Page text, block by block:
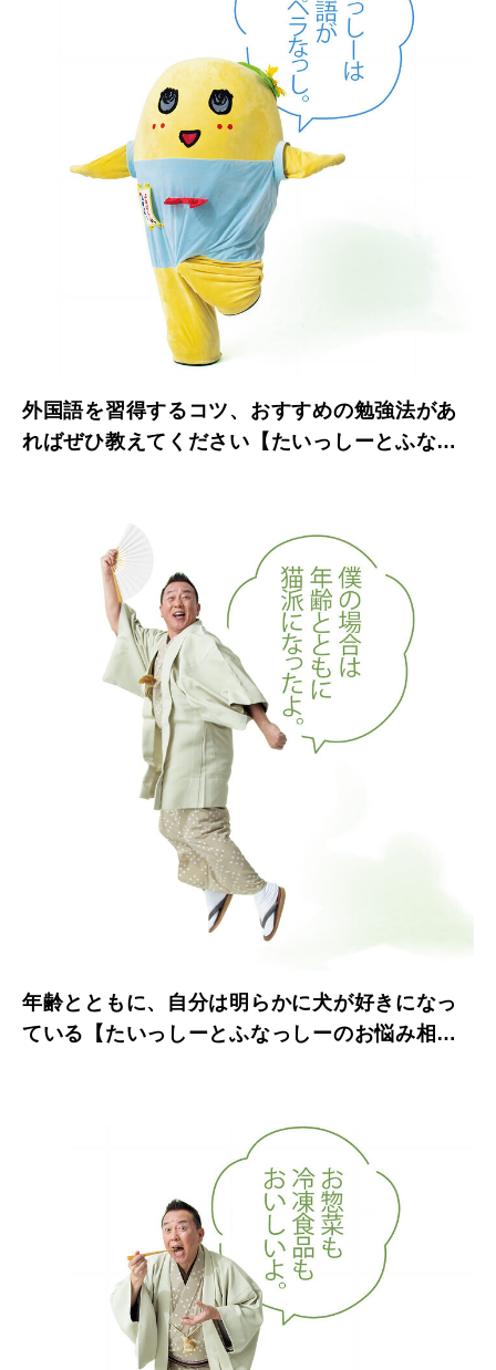
外国語を習得するコツ、おすすめの勉強法があ
ればぜひ教えてください【たいっしーとふなっ
年齢とともに、自分は明らかに犬が好きになっ
ている【たいっしーとふなっしーのお悩み相談